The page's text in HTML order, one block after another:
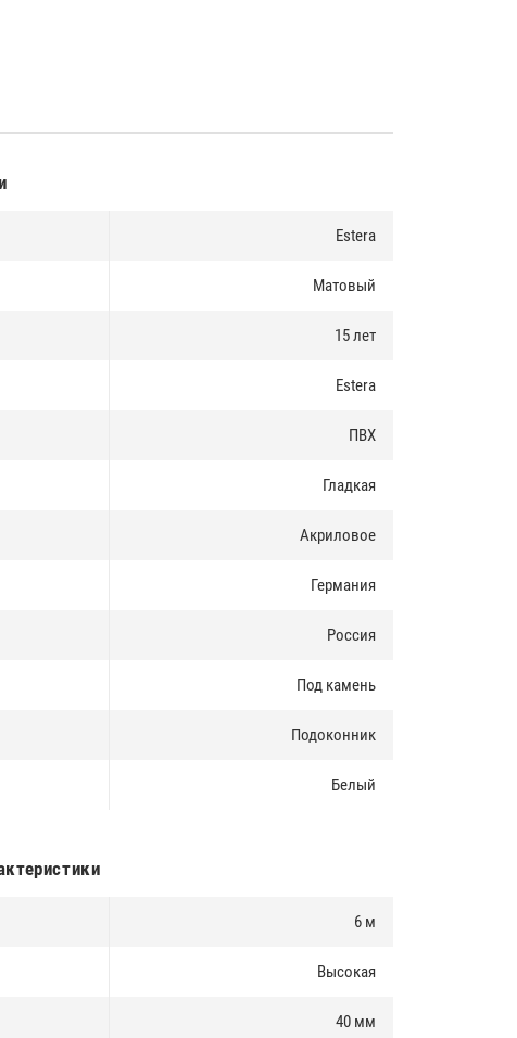
Estera
Матовый
15 лет
Estera
ПВХ
Гладкая
Акриловое
Германия
Россия
Под камень
Подоконник
Белый
6 м
Высокая
40 мм